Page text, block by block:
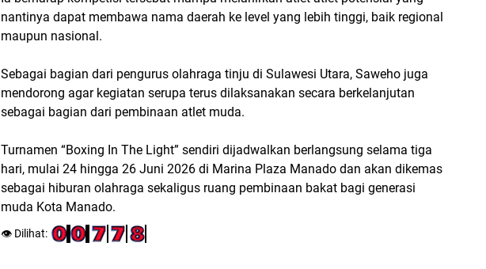
nantinya dapat membawa nama daerah ke level yang lebih tinggi, baik regional
maupun nasional.
Sebagai bagian dari pengurus olahraga tinju di Sulawesi Utara, Saweho juga
mendorong agar kegiatan serupa terus dilaksanakan secara berkelanjutan
sebagai bagian dari pembinaan atlet muda.
Turnamen “Boxing In The Light” sendiri dijadwalkan berlangsung selama tiga
hari, mulai 24 hingga 26 Juni 2026 di Marina Plaza Manado dan akan dikemas
sebagai hiburan olahraga sekaligus ruang pembinaan bakat bagi generasi
muda Kota Manado.
👁️ Dilihat: